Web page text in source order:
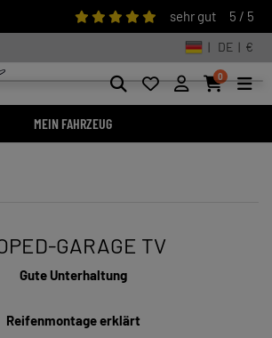
sehr gut 5 / 5
| DE | €
0
MEIN FAHRZEUG
GARAGE TV
Gute Unterhaltung
Reifenmontage erklärt